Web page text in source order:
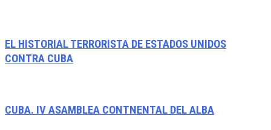
EL HISTORIAL TERRORISTA DE ESTADOS UNIDOS
CONTRA CUBA
CUBA. IV ASAMBLEA CONTNENTAL DEL ALBA